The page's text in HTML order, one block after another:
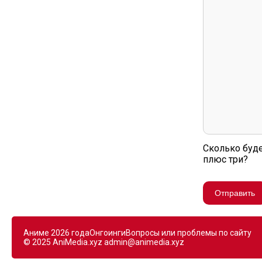
Сколько
плюс три?
Отправить
Аниме 2026 годаОнгоингиВопросы или проблемы по сайту
© 2025 AniMedia.xyz admin@animedia.xyz